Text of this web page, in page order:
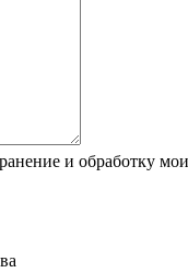
и обработку